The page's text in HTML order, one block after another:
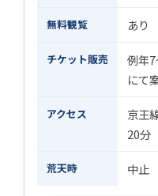
無料観覧 あり
チケット販売
例年
にて
アクセス
京王
20分
荒天時 中止